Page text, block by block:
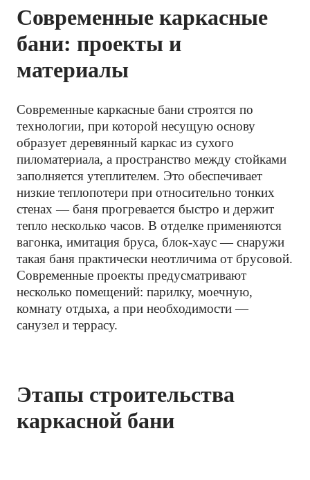
Современные каркасные
бани: проекты и
материалы
Современные каркасные бани строятся по
технологии, при которой несущую основу
образует деревянный каркас из сухого
пиломатериала, а пространство между стойками
заполняется утеплителем. Это обеспечивает
низкие теплопотери при относительно тонких
стенах — баня прогревается быстро и держит
тепло несколько часов. В отделке применяются
вагонка, имитация бруса, блок-хаус — снаружи
такая баня практически неотличима от брусовой.
Современные проекты предусматривают
несколько помещений: парилку, моечную,
комнату отдыха, а при необходимости —
санузел и террасу.
Этапы строительства
каркасной бани